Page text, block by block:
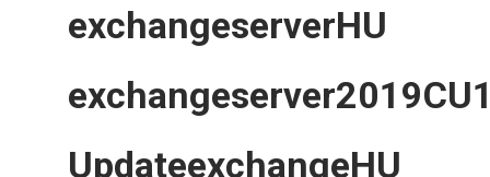
exchangeserverHU
UpdateexchangeHU